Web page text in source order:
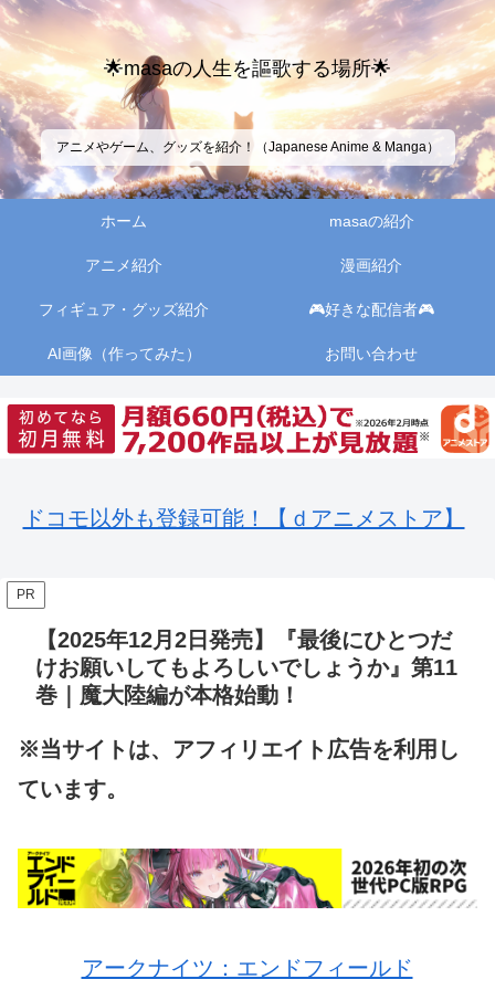
🌟masaの人生を謳歌する場所🌟
アニメやゲーム、グッズを紹介！（Japanese Anime & Manga）
ホーム masaの紹介
アニメ紹介 漫画紹介
フィギュア・グッズ紹介 🎮好きな配信者🎮
AI画像（作ってみた） お問い合わせ
ドコモ以外も登録可能！【ｄアニメストア】
PR
【2025年12月2日発売】『最後にひとつだ
けお願いしてもよろしいでしょうか』第11
巻｜魔大陸編が本格始動！
※当サイトは、アフィリエイト広告を利用し
ています。
アークナイツ：エンドフィールド